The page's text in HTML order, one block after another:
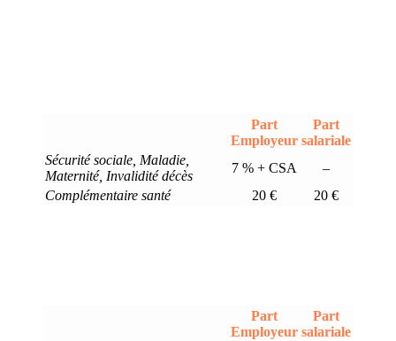
Part
Employeur
Part
salariale
Sécurité sociale, Maladie,
Maternité, Invalidité décès
7 % + CSA
–
Complémentaire santé
20 € 20 €
Part
Employeur
Part
salariale